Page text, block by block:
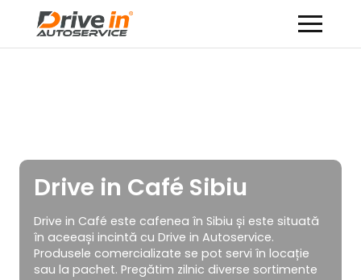
Drive in Café Sibiu
Drive in Café este cafenea în Sibiu și este situată
în aceeași incintă cu Drive in Autoservice.
Produsele comercializate se pot servi în locație
sau la pachet. Pregătim zilnic diverse sortimente